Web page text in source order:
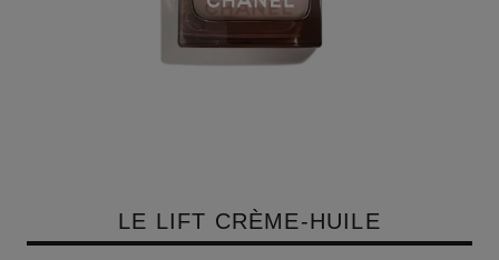
LE LIFT CRÈME-HUILE